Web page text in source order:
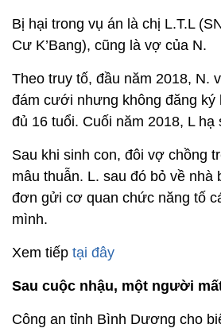
Bị hại trong vụ án là chị L.T.L
Cư K’Bang), cũng là vợ của N.
Theo truy tố, đầu năm 2018, N.
đám cưới nhưng không đăng ký
đủ 16 tuổi. Cuối năm 2018, L hạ
Sau khi sinh con, đôi vợ chồng
mâu thuẫn. L. sau đó bỏ về nhà
đơn gửi cơ quan chức năng tố
mình.
Xem tiếp tại đây
Sau cuộc nhậu, một người
Công an tỉnh Bình Dương cho